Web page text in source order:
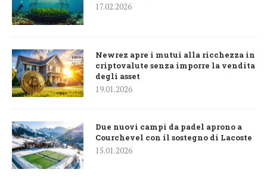
17.02.2026
Newrez apre i mutui alla ricchezza in
criptovalute senza imporre la vendita
degli asset
19.01.2026
Due nuovi campi da padel aprono a
Courchevel con il sostegno di Lacoste
15.01.2026